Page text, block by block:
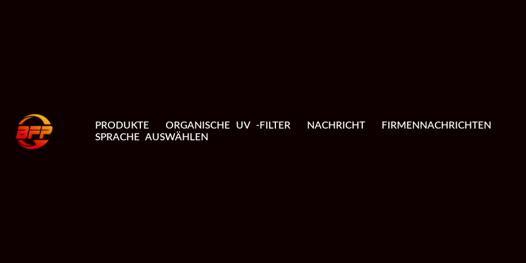
PRODUKTE ORGANISCHE UV -FILTER NACHRICHT
FIRMENNACHRICHTEN
SPRACHE AUSWÄHLEN